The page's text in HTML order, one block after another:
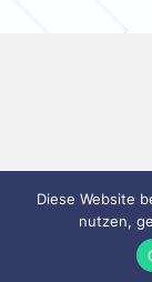
Diese Website
nutzen,